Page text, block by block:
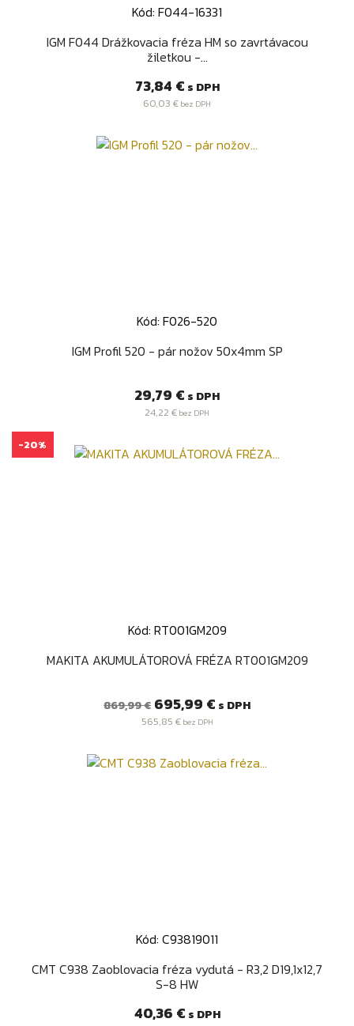
Kód: F044-16331
IGM F044 Drážkovacia fréza HM so zavrtávacou
žiletkou -...
Cena
73,84 € s DPH
60,03 € bez DPH
Kód: F026-520
IGM Profil 520 - pár nožov 50x4mm SP
Cena
29,79 € s DPH
24,22 € bez DPH
Kód: RT001GM209
MAKITA AKUMULÁTOROVÁ FRÉZA RT001GM209
Bežná
869,99 € Cena
695,99 € s DPH
565,85 €bez DPH
-20%
Kód: C93819011
CMT C938 Zaoblovacia fréza vydutá - R3,2 D19,1x12,7
S-8 HW
Cena
40,36 € s DPH